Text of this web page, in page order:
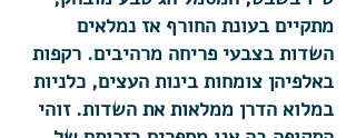
מתקיים בעונת החורף אז נמלאים
השדות בצבעי פריחה מרהיבים. רקפות
באלפיהן צומחות בינות העצים, כלניות
במלוא הדרן ממלאות את השדות. זוהי